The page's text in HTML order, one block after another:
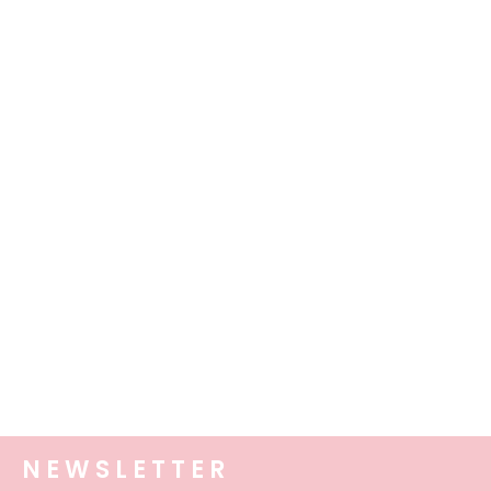
NEWSLETTER